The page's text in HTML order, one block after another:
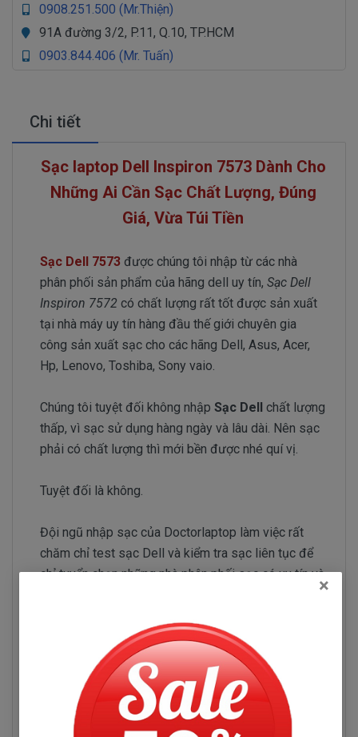
0908.251.500 (Mr.Thiện)
91A đường 3/2, P.11, Q.10, TP.HCM
0903.844.406 (Mr. Tuấn)
Chi tiết
Sạc laptop Dell Inspiron 7573 Dành Cho
Những Ai Cần Sạc Chất Lượng, Đúng
Giá, Vừa Túi Tiền
Sạc Dell 7573 được chúng tôi nhập từ các nhà
phân phối sản phẩm của hãng dell uy tín, Sạc Dell
Inspiron 7572 có chất lượng rất tốt được sản xuất
tại nhà máy uy tín hàng đầu thế giới chuyên gia
công sản xuất sạc cho các hãng Dell, Asus, Acer,
Hp, Lenovo, Toshiba, Sony vaio.
Chúng tôi tuyệt đối không nhập Sạc Dell chất lượng
thấp, vì sạc sử dụng hàng ngày và lâu dài. Nên sạc
phải có chất lượng thì mới bền được nhé quí vị.
Tuyệt đối là không.
Đội ngũ nhập sạc của Doctorlaptop làm việc rất
chăm chỉ test sạc Dell và kiểm tra sạc liên tục để
chỉ tuyển chọn những nhà phân phối sạc có uy tín và
Sạc Dell Inspiron 7573
Những hư hỏng thường gặp
Sạc Dell Inspiron 7573 bị hư làm sao chúng ta
×